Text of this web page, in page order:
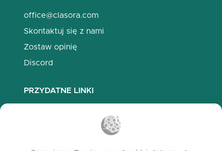
office@clasora.com
Skontaktuj się z nami
Zostaw opinię
Discord
PRZYDATNE LINKI